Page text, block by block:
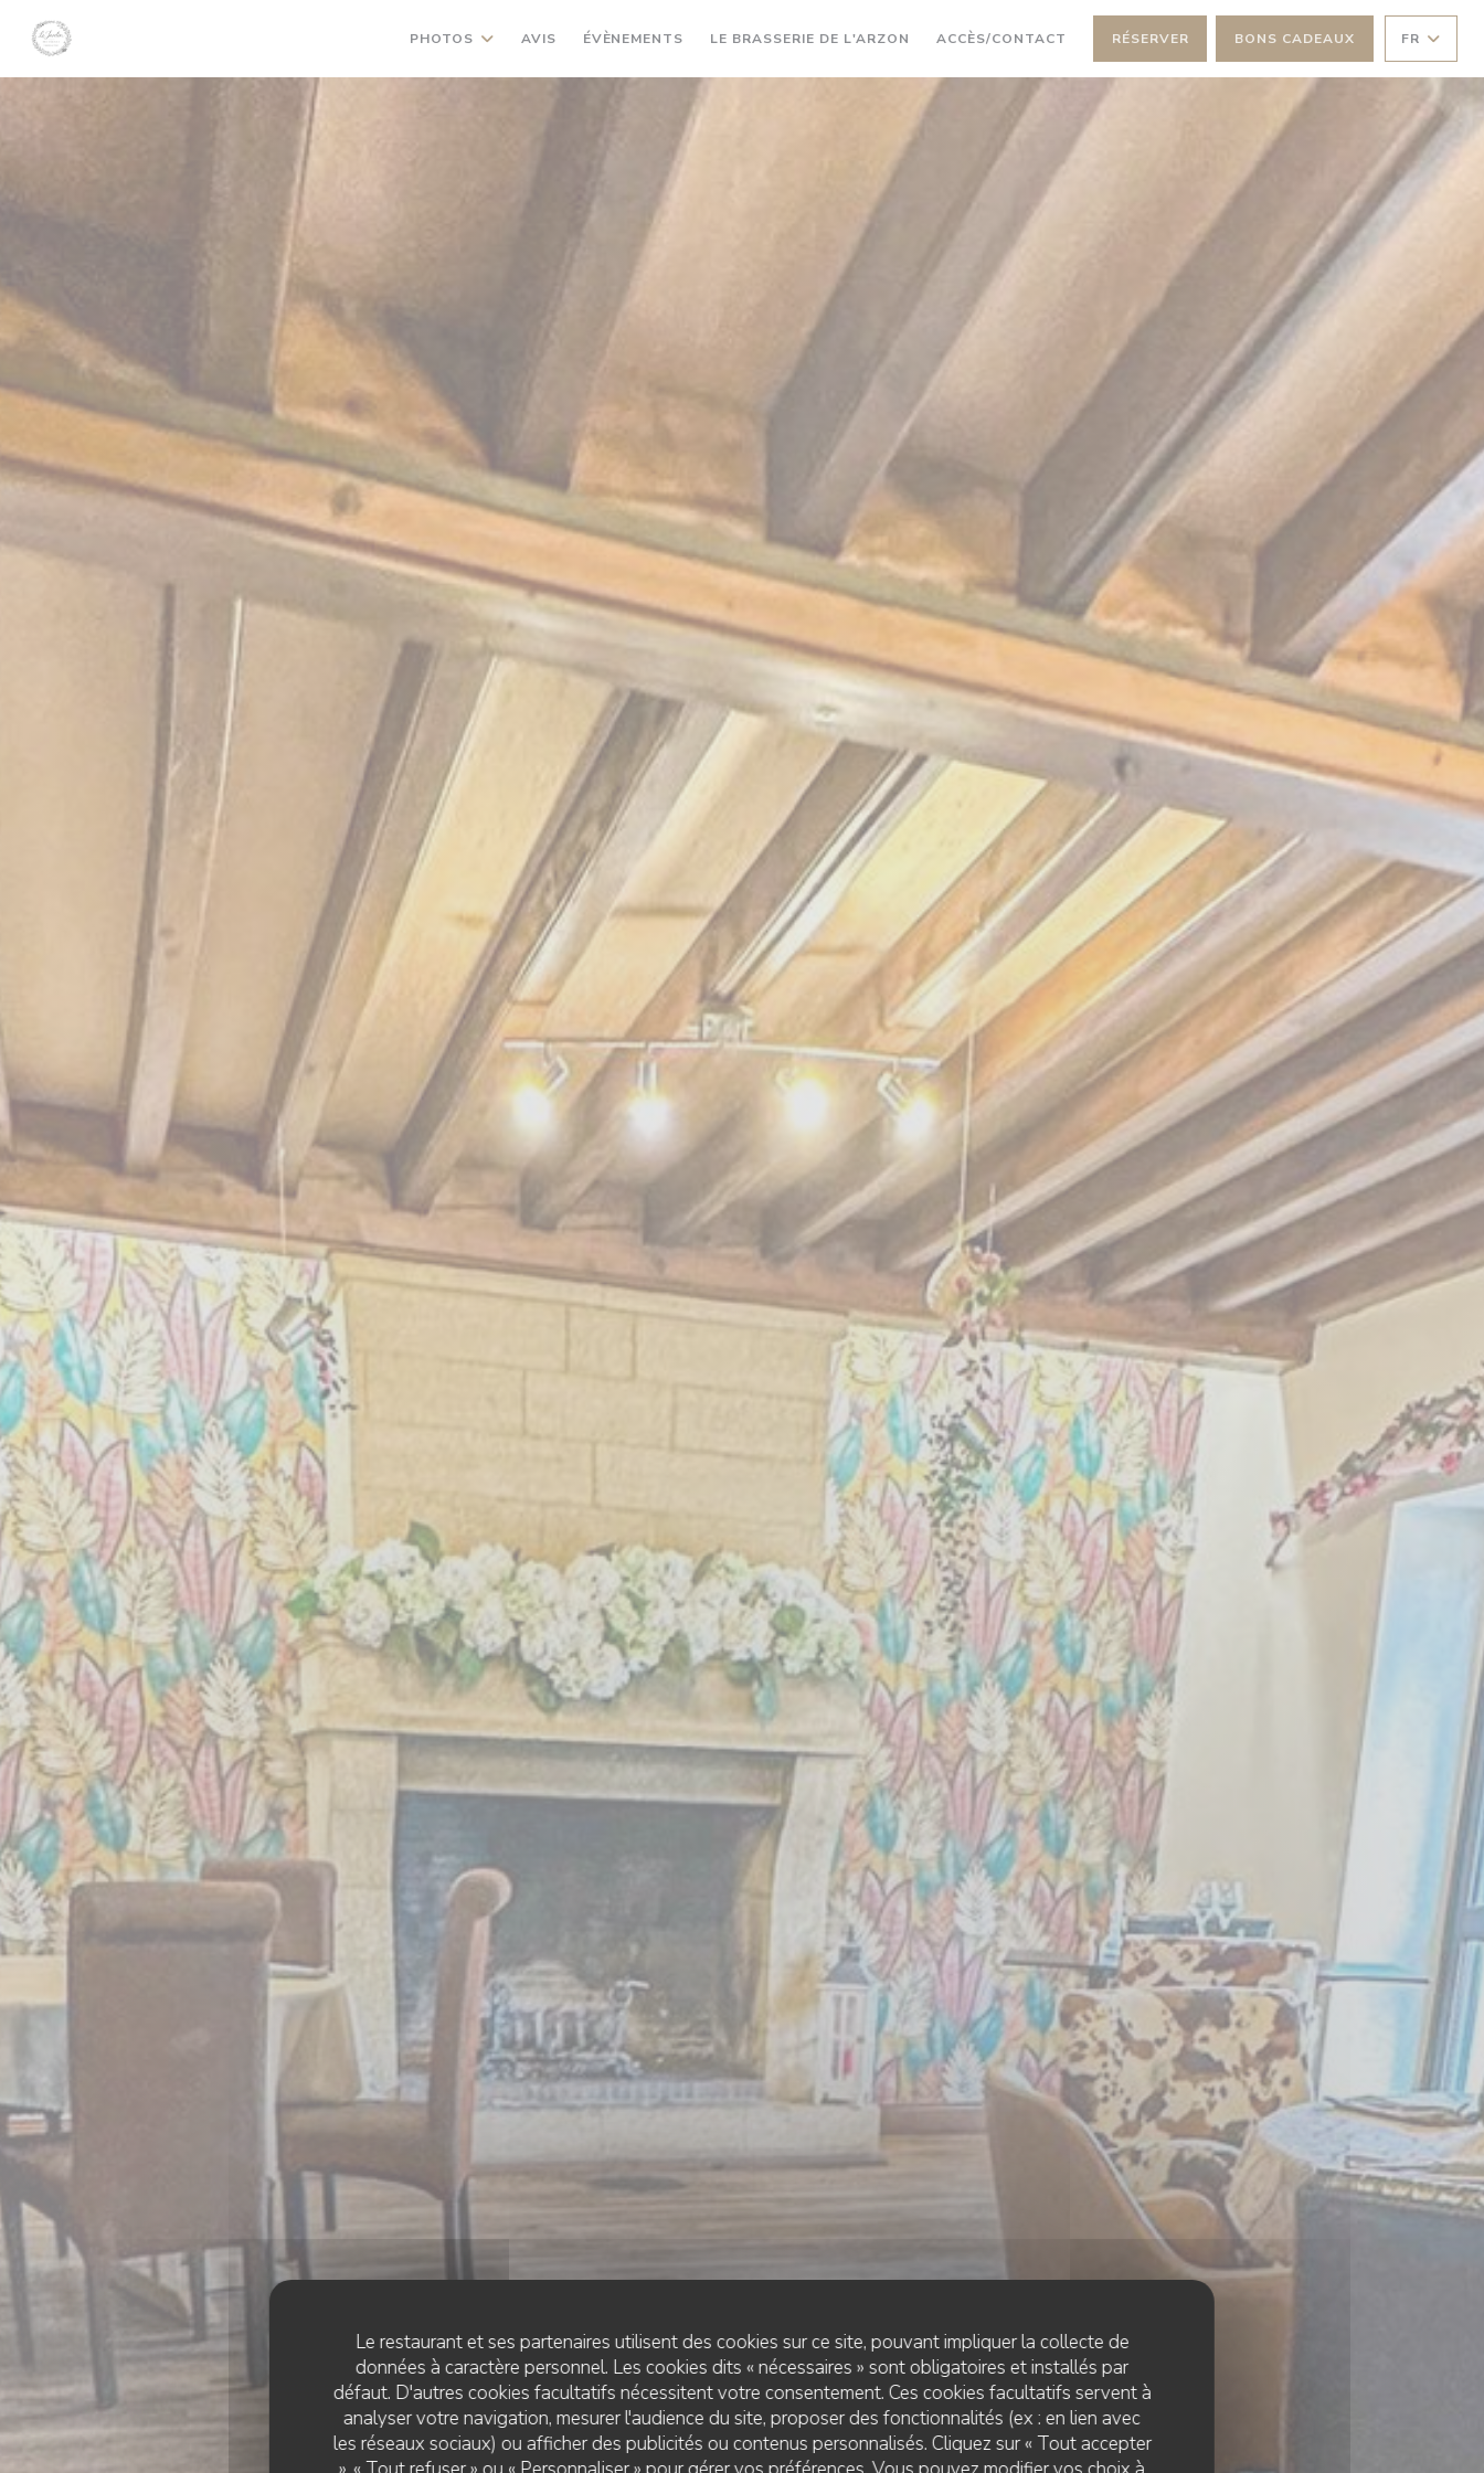
Le restaurant et ses partenaires utilisent des cookies sur ce site, pouvant impliquer la collecte de
données à caractère personnel. Les cookies dits « nécessaires » sont obligatoires et installés par
défaut. D'autres cookies facultatifs nécessitent votre consentement. Ces cookies facultatifs servent à
analyser votre navigation, mesurer l'audience du site, proposer des fonctionnalités (ex : en lien avec
les réseaux sociaux) ou afficher des publicités ou contenus personnalisés. Cliquez sur « Tout accepter
PHOTOS AVIS ÉVÈNEMENTS LE BRASSERIE DE L'ARZON ((OUVRE UNE NOUVELLE FENÊTRE))
ACCÈS/CONTACT RÉSERVER BONS CADEAUX FR
CUISINE MODERNE ET BISTROT AUTHENTIQUE• CRAPONNE SUR ARZON